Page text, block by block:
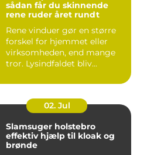
sådan får du skinnende
rene ruder året rundt
Rene vinduer gør en større
forskel for hjemmet eller
virksomheden, end mange
tror. Lysindfaldet bliv...
02. Jul
Slamsuger holstebro
effektiv hjælp til kloak og
brønde